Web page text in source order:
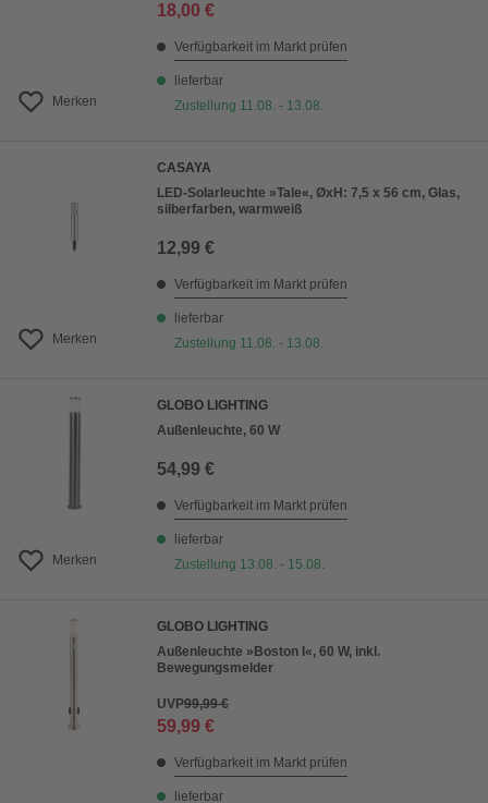
Merken
18,00 €
Verfügbarkeit im Markt prüfen
lieferbar
Zustellung 11.08. - 13.08.
Merken
CASAYA
LED-Solarleuchte »Tale«, ØxH: 7,5 x 56 cm, Glas,
silberfarben, warmweiß
12,99 €
Verfügbarkeit im Markt prüfen
lieferbar
Zustellung 11.08. - 13.08.
Merken
GLOBO LIGHTING
Außenleuchte, 60 W
54,99 €
Verfügbarkeit im Markt prüfen
lieferbar
Zustellung 13.08. - 15.08.
GLOBO LIGHTING
Außenleuchte »Boston I«, 60 W, inkl.
Bewegungsmelder
UVP99,99 €
59,99 €
Verfügbarkeit im Markt prüfen
lieferbar